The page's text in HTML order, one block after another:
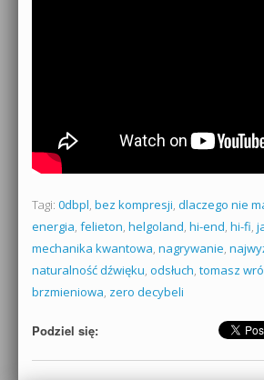
Tagi: 0dbpl, bez kompresji, dlaczego nie
energia, felieton, helgoland, hi-end, hi-fi,
mechanika kwantowa, nagrywanie,
naturalność dźwięku, odsłuch, tomasz
brzmieniowa, zero decybeli
Podziel się: